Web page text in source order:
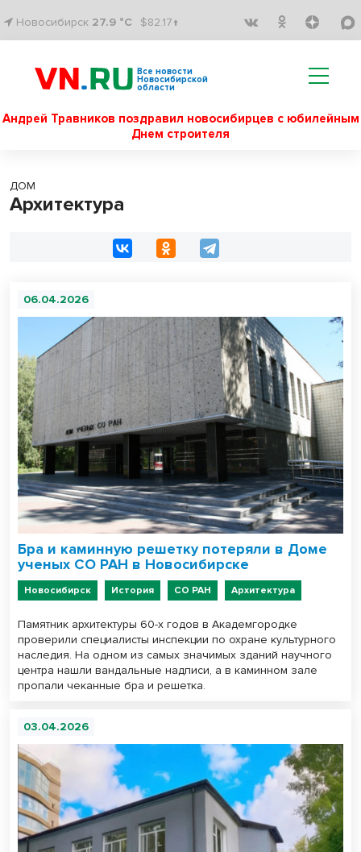
Новосибирск 27.9 °C $82.17↑
Все новости
Новосибирской
области
Андрей Травников поздравил новосибирцев с юбилейным
Днем строителя
ДОМ
Архитектура
06.04.2026
Бра и каминную решетку потеряли в Доме
ученых СО РАН в Новосибирске
Новосибирск История СО РАН Архитектура
Памятник архитектуры 60-х годов в Академгородке
проверили специалисты инспекции по охране культурного
наследия. На одном из самых значимых зданий научного
центра нашли вандальные надписи, а в каминном зале
пропали чеканные бра и решетка.
03.04.2026